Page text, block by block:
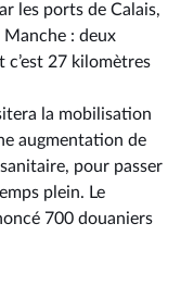
les ports de Calais,
: deux
27 kilomètres
la mobilisation
augmentation de
pour passer
plein. Le
700 douaniers